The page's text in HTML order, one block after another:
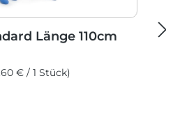
Länge 110cm
€ / 1 Stück)